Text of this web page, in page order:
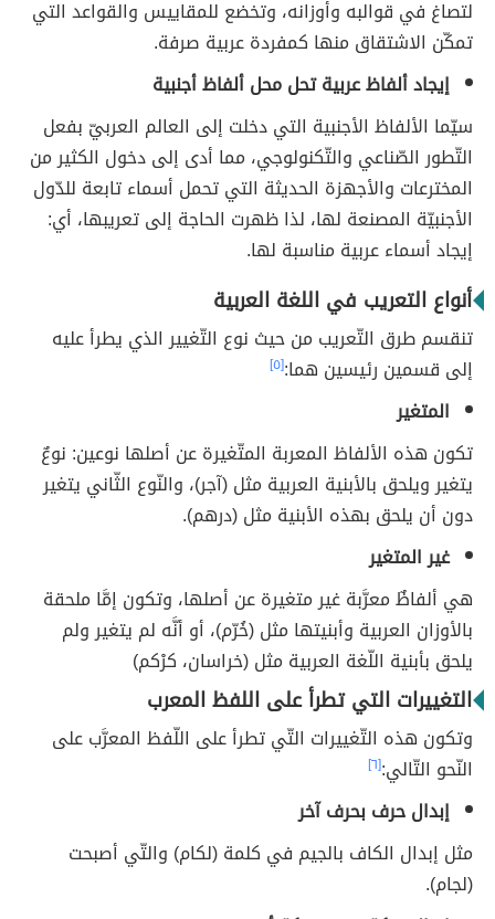
لتصاغ في قوالبه وأوزانه، وتخضع للمقاييس والقواعد التي
تمكّن الاشتقاق منها كمفردة عربية صرفة.
إيجاد ألفاظ عربية تحل محل ألفاظ أجنبية
سيّما الألفاظ الأجنبية التي دخلت إلى العالم العربيّ بفعل
التّطور الصّناعي والتّكنولوجي، مما أدى إلى دخول الكثير من
المخترعات والأجهزة الحديثة التي تحمل أسماء تابعة للدّول
الأجنبيّة المصنعة لها، لذا ظهرت الحاجة إلى تعريبها، أي:
إيجاد أسماء عربية مناسبة لها.
أنواع التعريب في اللغة العربية
تنقسم طرق التّعريب من حيث نوع التّغيير الذي يطرأ عليه
إلى قسمين رئيسين هما:[٥]
المتغير
تكون هذه الألفاظ المعربة المتّغيرة عن أصلها نوعين: نوعٌ
يتغير ويلحق بالأبنية العربية مثل (آجر)، والنّوع الثّاني يتغير
دون أن يلحق بهذه الأبنية مثل (درهم).
غير المتغير
هي ألفاظٌ معرَّبة غير متغيرة عن أصلها، وتكون إمَّا ملحقة
بالأوزان العربية وأبنيتها مثل (خُرّم)، أو أنَّه لم يتغير ولم
يلحق بأبنية اللّغة العربية مثل (خراسان، كرْكم)
التغييرات التي تطرأ على اللفظ المعرب
وتكون هذه التّغييرات التّي تطرأ على اللّفظ المعرَّب على
النّحو التّالي:[٦]
إبدال حرف بحرف آخر
مثل إبدال الكاف بالجيم في كلمة (لكام) والتّي أصبحت
(لجام).